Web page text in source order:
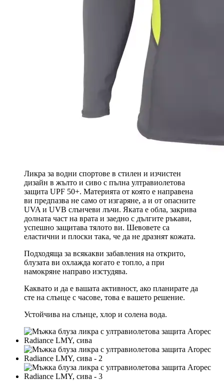
Ликра за водни спортове в стилен и изчистен
дизайн в жълто и сиво с пълна ултравиолетова
защита UPF 50+. Материята от която е направена
ви предпазва не само от изгаряне, а и от опасните
UVA и UVB слънчеви лъчи. Яката е обла, закрива
долната част на врата и заедно с дългите ръкави,
успешно защитава тялото ви. Шевовете са
еластични и плоски така, че да не дразнят кожата.
Подходяща за всякакви забавления на открито,
блузата ви охлажда когато е топло, а при
намокряне направо изстудява.
Каквато и да е вашата активност, ако планирате да
сте на слънце с часове, това е вашето решение.
Устойчива на слънце, хлор и солена вода.